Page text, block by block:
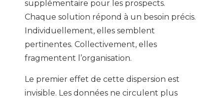
supplémentaire pour les prospects.
Chaque solution répond à un besoin précis.
Individuellement, elles semblent
pertinentes. Collectivement, elles
fragmentent l’organisation.
Le premier effet de cette dispersion est
invisible. Les données ne circulent plus